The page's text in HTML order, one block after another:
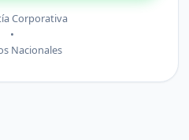
Corporativa
•
Nacionales